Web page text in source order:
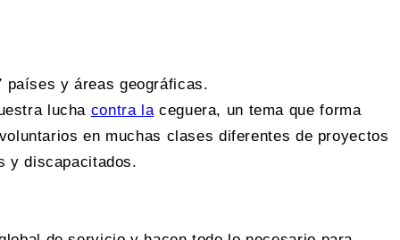
países y áreas geográficas.
lucha contra laceguera, un tema que forma
en muchas clases diferentes de proyectos
y discapacitados.